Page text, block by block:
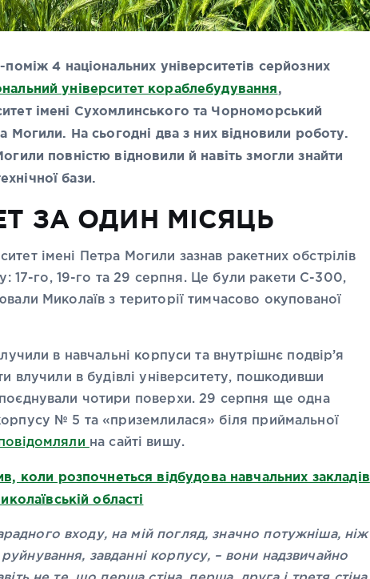
4 національних університетів серйозних
університет кораблебудування,
імені Сухомлинського та Чорноморський
Могили. На сьогодні два з них відновили роботу.
повністю відновили й навіть змогли знайти
бази.
ЗА ОДИН МІСЯЦЬ
імені Петра Могили зазнав ракетних обстрілів
17-го, 19-го та 29 серпня. Це були ракети С-300,
Миколаїв з території тимчасово окупованої
в навчальні корпуси та внутрішнє подвір’я
влучили в будівлі університету, пошкодивши
чотири поверхи. 29 серпня ще одна
№ 5 та «приземлилася» біля приймальної
на сайті вишу.
коли розпочнеться відбудова навчальних закладів
області
входу, на мій погляд, значно потужніша, ніж
завданні корпусу, – вони надзвичайно